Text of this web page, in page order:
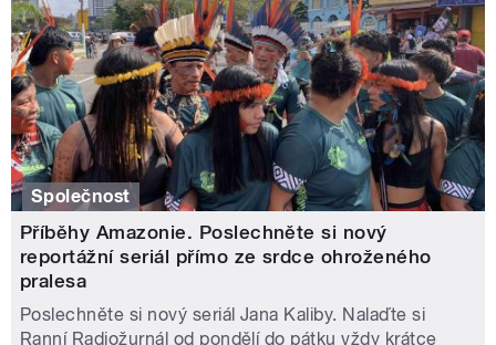
Společnost
Příběhy Amazonie. Poslechněte si nový
reportážní seriál přímo ze srdce ohroženého
pralesa
Poslechněte si nový seriál Jana Kaliby. Nalaďte si
Ranní Radiožurnál od pondělí do pátku vždy krátce